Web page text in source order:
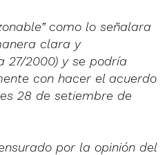
como lo señalara
clara y
27/2000) y se podría
con hacer el acuerdo
28 de setiembre de
por la opinión del